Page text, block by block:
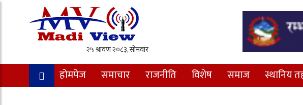
होमपेज समाचार राजनीति विशेष समाज स्थानिय